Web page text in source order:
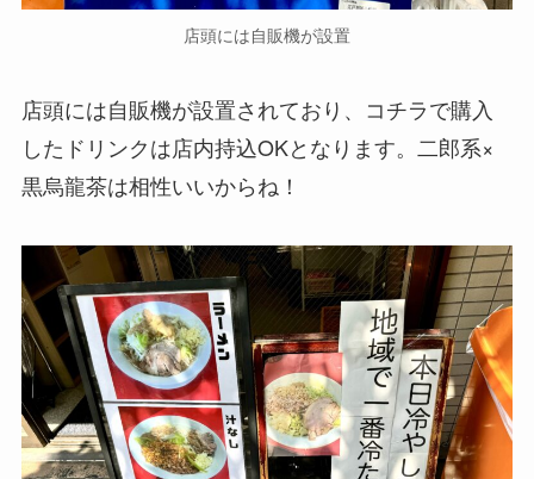
店頭には自販機が設置
店頭には自販機が設置されており、コチラで購入
したドリンクは店内持込OKとなります。二郎系×
黒烏龍茶は相性いいからね！